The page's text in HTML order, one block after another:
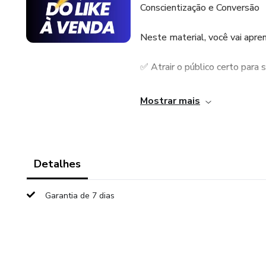
Conscientização e Conversão
Neste material, você vai
✅ Atrair o público certo para
✅ Conscientizar sua
Mostrar mais
Detalhes
Garantia de 7 dias